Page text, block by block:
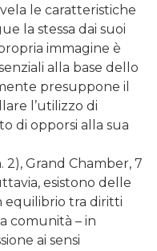
le caratteristiche
la stessa dai suoi
immagine è
alla base dello
presuppone il
l’utilizzo di
di opporsi alla sua
2), Grand Chamber, 7
esistono delle
equilibrio tra diritti
comunità – in
ai sensi